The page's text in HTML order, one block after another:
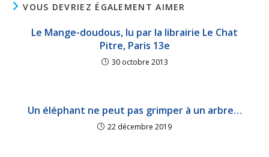
VOUS DEVRIEZ ÉGALEMENT AIMER
Le Mange-doudous, lu par la librairie Le Chat
Pitre, Paris 13e
30 octobre 2013
Un éléphant ne peut pas grimper à un arbre…
22 décembre 2019